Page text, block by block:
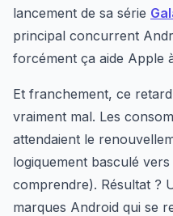
lancement de sa série
principal concurrent
forcément ça aide Apple
Et franchement, ce
vraiment mal. Les
attendaient le
logiquement basculé
comprendre). Résultat ?
marques Android qui se